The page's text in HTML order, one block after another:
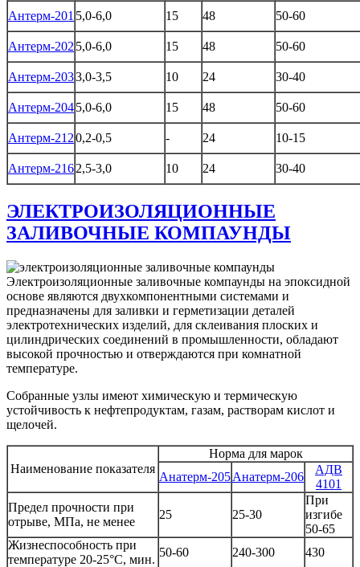
Антерм-201 5,0-6,0 15 48 50-60
Антерм-202 5,0-6,0 15 48 50-60
Антерм-2033,0-3,5 10 24 30-40
Антерм-2045,0-6,0 15 48 50-60
Антерм-2120,2-0,5 - 24 10-15
Антерм-2162,5-3,0 10 24 30-40
ЭЛЕКТРОИЗОЛЯЦИОННЫЕ
ЗАЛИВОЧНЫЕ КОМПАУНДЫ
Электроизоляционные заливочные компаунды на эпоксидной
основе являются двухкомпонентными системами и
предназначены для заливки и герметизации деталей
электротехнических изделий, для склеивания плоских и
цилиндрических соединений в промышленности, обладают
высокой прочностью и отверждаются при комнатной
температуре.
Собранные узлы имеют химическую и термическую
устойчивость к нефтепродуктам, газам, растворам кислот и
щелочей.
Наименование показателя
Норма для марок
Анатерм-205Анатерм-206
АДВ
4101
Предел прочности при
отрыве, МПа, не менее
25 25-30
При
изгибе
50-65
Жизнеспособность при
температуре 20-25°С, мин.
50-60 240-300
430